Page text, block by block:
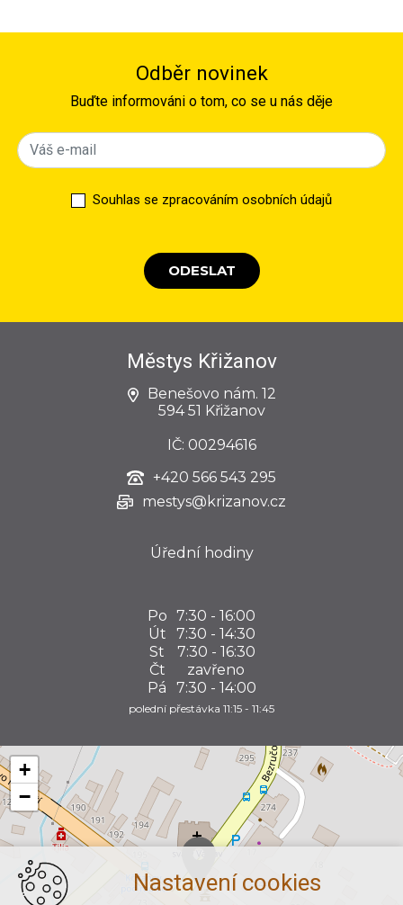
Odběr novinek
Buďte informováni o tom, co se u nás děje
Souhlas se zpracováním osobních údajů
ODESLAT
Městys Křižanov
Benešovo nám. 12
594 51 Křižanov
IČ: 00294616
+420 566 543 295
mestys@krizanov.cz
Úřední hodiny
Po 7:30 - 16:00
Út
7:30 - 14:30
St
7:30 - 16:30
Čt
zavřeno
Pá
7:30 - 14:00
polední přestávka 11:15 - 11:45
+
−
Nastavení cookies